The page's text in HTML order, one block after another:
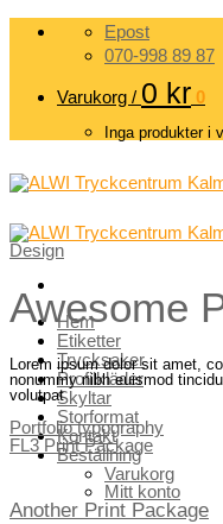
Skip
Epost
070-998 89 87
Varukorg / 0 kr 0
Inga produkter i
Hem
Etiketter
Trycksaker
Profilkläder
Skyltar
Storformat
Kontakt
Beställning
Varukorg
Mitt konto
Design
Awesome
Lorem ipsum dolor sit amet,
nonummy nibh euismod
volutpat
Portfolio typography
FL3 Print Package
Another Print Package